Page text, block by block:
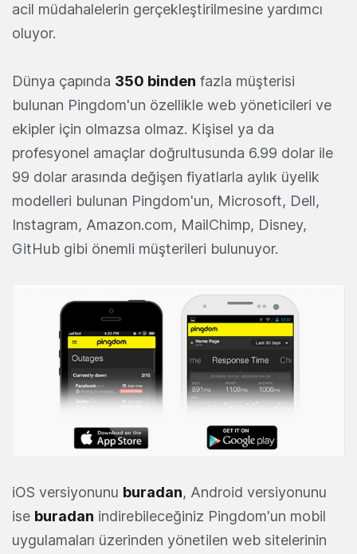
acil müdahalelerin gerçekleştirilmesine yardımcı
oluyor.
Dünya çapında 350 binden fazla müşterisi
bulunan Pingdom'un özellikle web yöneticileri ve
ekipler için olmazsa olmaz. Kişisel ya da
profesyonel amaçlar doğrultusunda 6.99 dolar ile
99 dolar arasında değişen fiyatlarla aylık üyelik
modelleri bulunan Pingdom'un, Microsoft, Dell,
Instagram, Amazon.com, MailChimp, Disney,
GitHub gibi önemli müşterileri bulunuyor.
iOS versiyonunu buradan, Android versiyonunu
ise buradan indirebileceğiniz Pingdom'un mobil
uygulamaları üzerinden yönetilen web sitelerinin